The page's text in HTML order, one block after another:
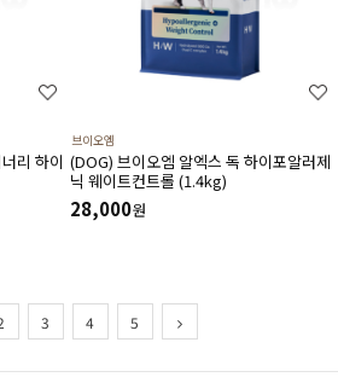
리 하이
브이오엠
(DOG) 브이오엠 알엑스 독 하이포알러제
닉 웨이트컨트롤 (1.4kg)
28,000원
3 4 5